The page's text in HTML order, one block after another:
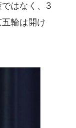
はなく、3
輪は開け